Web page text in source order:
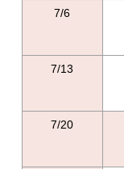
7/6
7/13
7/20